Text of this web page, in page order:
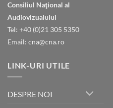
Consiliul Naţional al
Audiovizualului
Tel: +40 (0)21 305 5350
Email: cna@cna.ro
LINK-URI UTILE
DESPRE NOI